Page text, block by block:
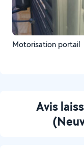
Motorisation portail
Avis